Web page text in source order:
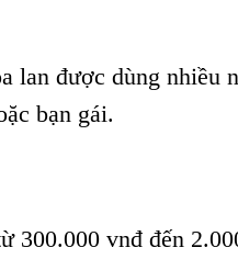
lan được dùng nhiều
bạn gái.
300.000 vnđ đến